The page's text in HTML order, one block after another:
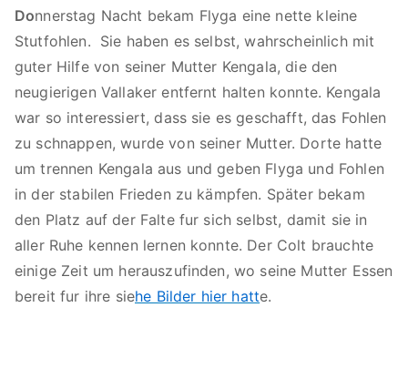
Donnerstag Nacht bekam Flyga eine nette kleine
Stutfohlen. Sie haben es selbst, wahrscheinlich mit
guter Hilfe von seiner Mutter Kengala, die den
neugierigen Vallaker entfernt halten konnte. Kengala
war so interessiert, dass sie es geschafft, das Fohlen
zu schnappen, wurde von seiner Mutter. Dorte hatte
um trennen Kengala aus und geben Flyga und Fohlen
in der stabilen Frieden zu kämpfen. Später bekam
den Platz auf der Falte fur sich selbst, damit sie in
aller Ruhe kennen lernen konnte. Der Colt brauchte
einige Zeit um herauszufinden, wo seine Mutter Essen
bereit fur ihre siehe Bilder hier hatte.